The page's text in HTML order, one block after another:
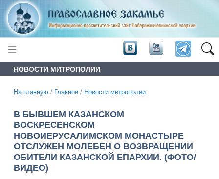
НОВОСТИ МИТРОПОЛИИ
На главную / Главное / Новости митрополии
В БЫВШЕМ КАЗАНСКОМ
ВОСКРЕСЕНСКОМ
НОВОИЕРУСАЛИМСКОМ МОНАСТЫРЕ
ОТСЛУЖЕН МОЛЕБЕН О ВОЗВРАЩЕНИИ
ОБИТЕЛИ КАЗАНСКОЙ ЕПАРХИИ. (ФОТО/
ВИДЕО)